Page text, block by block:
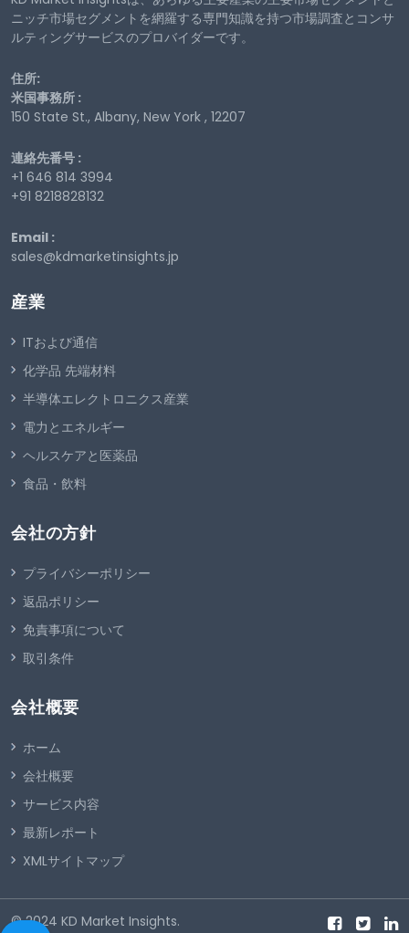
ニッチ市場セグメントを網羅する専門知識を持つ市場調査とコンサ
ルティングサービスのプロバイダーです。
住所:
米国事務所 :
150 State St., Albany, New York , 12207
連絡先番号 :
+1 646 814 3994
+91 8218828132
Email :
sales@kdmarketinsights.jp
産業
ITおよび通信
化学品 先端材料
半導体エレクトロニクス産業
電力とエネルギー
ヘルスケアと医薬品
食品・飲料
会社の方針
プライバシーポリシー
返品ポリシー
免責事項について
取引条件
会社概要
ホーム
会社概要
サービス内容
最新レポート
XMLサイトマップ
© 2024 KD Market Insights.